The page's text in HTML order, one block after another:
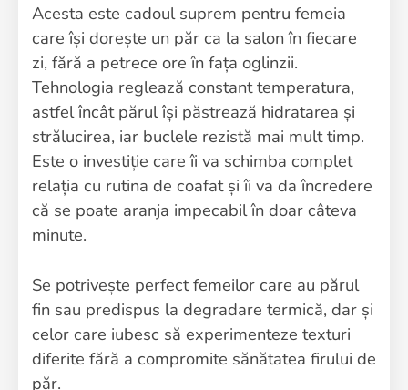
Acesta este cadoul suprem pentru femeia
care își dorește un păr ca la salon în fiecare
zi, fără a petrece ore în fața oglinzii.
Tehnologia reglează constant temperatura,
astfel încât părul își păstrează hidratarea și
strălucirea, iar buclele rezistă mai mult timp.
Este o investiție care îi va schimba complet
relația cu rutina de coafat și îi va da încredere
că se poate aranja impecabil în doar câteva
minute.
Se potrivește perfect femeilor care au părul
fin sau predispus la degradare termică, dar și
celor care iubesc să experimenteze texturi
diferite fără a compromite sănătatea firului de
păr.